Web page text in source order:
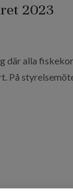
2023
där alla
På